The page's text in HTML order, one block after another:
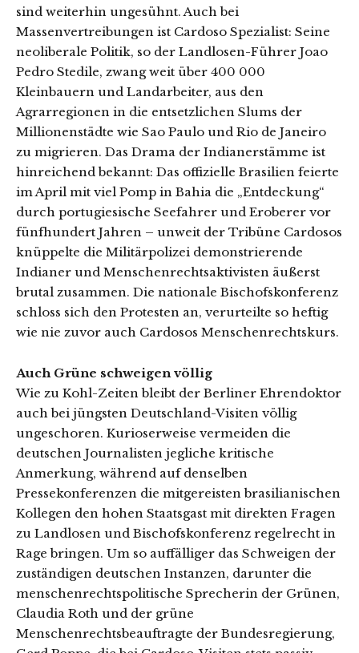
sind weiterhin ungesühnt. Auch bei
Massenvertreibungen ist Cardoso Spezialist: Seine
neoliberale Politik, so der Landlosen-Führer Joao
Pedro Stedile, zwang weit über 400 000
Kleinbauern und Landarbeiter, aus den
Agrarregionen in die entsetzlichen Slums der
Millionenstädte wie Sao Paulo und Rio de Janeiro
zu migrieren. Das Drama der Indianerstämme ist
hinreichend bekannt: Das offizielle Brasilien feierte
im April mit viel Pomp in Bahia die „Entdeckung“
durch portugiesische Seefahrer und Eroberer vor
fünfhundert Jahren – unweit der Tribüne Cardosos
knüppelte die Militärpolizei demonstrierende
Indianer und Menschenrechtsaktivisten äußerst
brutal zusammen. Die nationale Bischofskonferenz
schloss sich den Protesten an, verurteilte so heftig
wie nie zuvor auch Cardosos Menschenrechtskurs.
Auch Grüne schweigen völlig
Wie zu Kohl-Zeiten bleibt der Berliner Ehrendoktor
auch bei jüngsten Deutschland-Visiten völlig
ungeschoren. Kurioserweise vermeiden die
deutschen Journalisten jegliche kritische
Anmerkung, während auf denselben
Pressekonferenzen die mitgereisten brasilianischen
Kollegen den hohen Staatsgast mit direkten Fragen
zu Landlosen und Bischofskonferenz regelrecht in
Rage bringen. Um so auffälliger das Schweigen der
zuständigen deutschen Instanzen, darunter die
menschenrechtspolitische Sprecherin der Grünen,
Claudia Roth und der grüne
Menschenrechtsbeauftragte der Bundesregierung,